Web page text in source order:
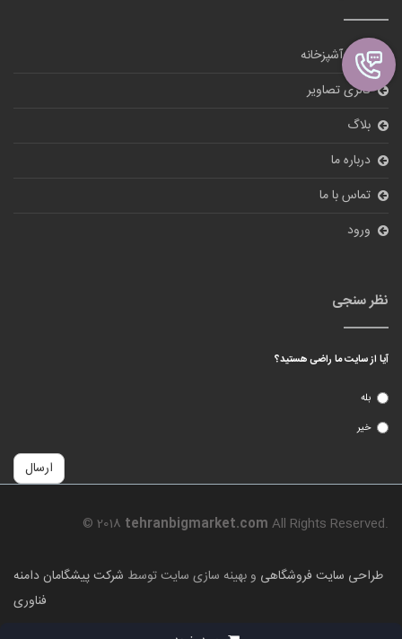
لوازم آشپزخانه
گالری تصاویر
بلاگ
درباره ما
تماس با ما
ورود
نظر سنجی
آیا از سایت ما راضی هستید؟
بله
خیر
ارسال
© 2018 tehranbigmarket.com All Rights Reserved.
طراحی سایت فروشگاهی و بهینه سازی سایت توسط شرکت پیشگامان دامنه
فناوری